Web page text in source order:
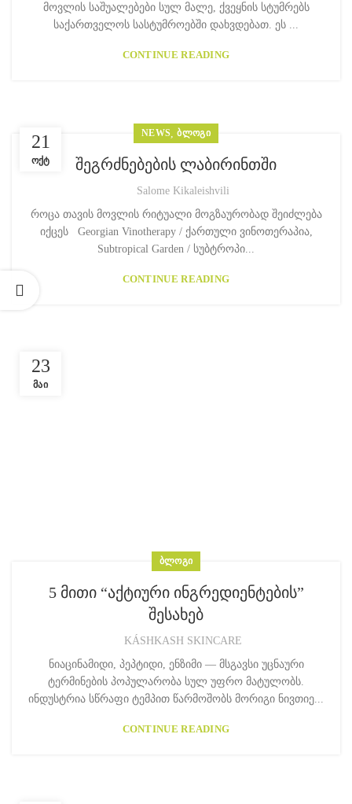
მოვლის საშუალებები სულ მალე, ქვეყნის სტუმრებს
საქართველოს სასტუმროებში დახვდებათ. ეს ...
CONTINUE READING
21
ᲝᲥᲢ
NEWS ,ᲑᲚᲝᲒᲘ
შეგრძნებების ლაბირინთში
Salome Kikaleishvili
როცა თავის მოვლის რიტუალი მოგზაურობად შეიძლება
იქცეს Georgian Vinotherapy / ქართული ვინოთერაპია,
Subtropical Garden / სუბტროპი...
CONTINUE READING
23
ᲛᲐᲘ
ᲑᲚᲝᲒᲘ
5 მითი “აქტიური ინგრედიენტების”
შესახებ
KÁSHKASH SKINCARE
ნიაცინამიდი, პეპტიდი, ენზიმი — მსგავსი უცნაური
ტერმინების პოპულარობა სულ უფრო მატულობს.
ინდუსტრია სწრაფი ტემპით წარმოშობს მორიგი ნივთიე...
CONTINUE READING